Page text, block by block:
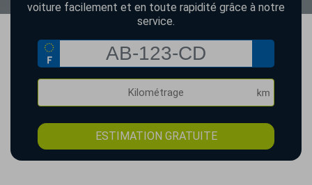
voiture facilement et en toute rapidité grâce à notre
service.
ESTIMATION GRATUITE